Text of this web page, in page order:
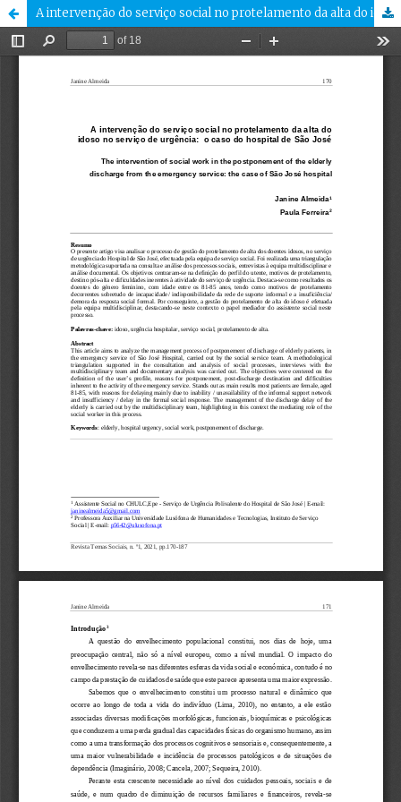
A intervenção do serviço social no protelamento da alta do idoso no serviço de urgência. O caso do hospital de São José